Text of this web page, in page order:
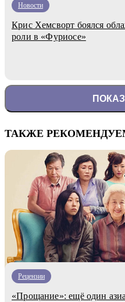
Новости
Крис Хемсворт боялся
роли в «Фуриосе»
ТАКЖЕ
Рецензии
«Прощание»: ещё один